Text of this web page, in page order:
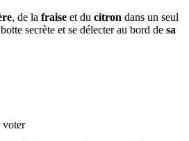
, de la fraise et du citron dans un seul
secrète et se délecter au bord de sa
voter